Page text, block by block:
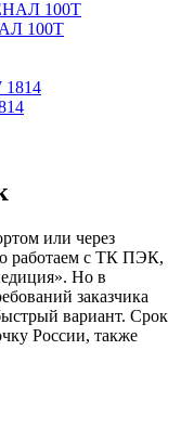
100Т
или через
работаем с ТК ПЭК,
Но в
заказчика
вариант. Срок
России, также